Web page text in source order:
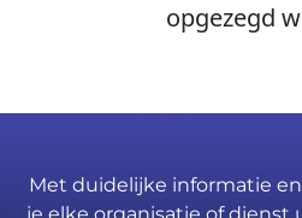
opgezegd
Met duidelijke informatie